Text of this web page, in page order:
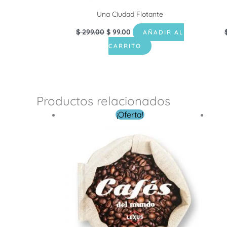
Una Ciudad Flotante
$299.00 $ 99.00
AÑADIR AL
CARRITO
Productos relacionados
¡Oferta!
precio
era:
$ 149.00.
El
precio
es:
$ 49.00.